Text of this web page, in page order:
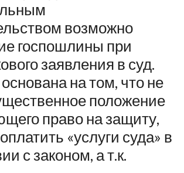
возможно
госпошлины при
заявления в суд.
на том, что не
положение
право на защиту,
«услуги суда» в
с законом, а т.к.